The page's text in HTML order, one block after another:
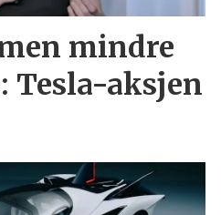
mindre
Tesla-aksjen